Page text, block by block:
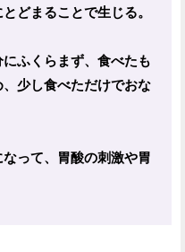
どまることで生じる。
ふくらまず、食べたも
少し食べただけでおな
って、胃酸の刺激や胃